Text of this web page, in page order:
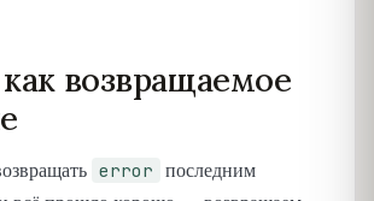
возвращаемое
error
последним